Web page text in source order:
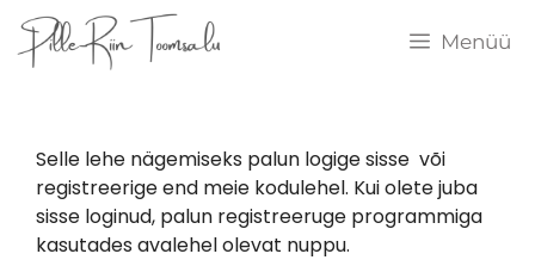
Menüü
Selle lehe nägemiseks palun logige sisse või
registreerige end meie kodulehel. Kui olete juba
sisse loginud, palun registreeruge programmiga
kasutades avalehel olevat nuppu.